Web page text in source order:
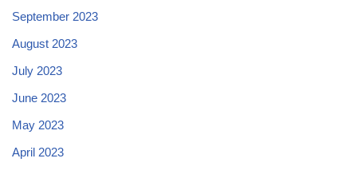
September 2023
August 2023
July 2023
June 2023
May 2023
April 2023